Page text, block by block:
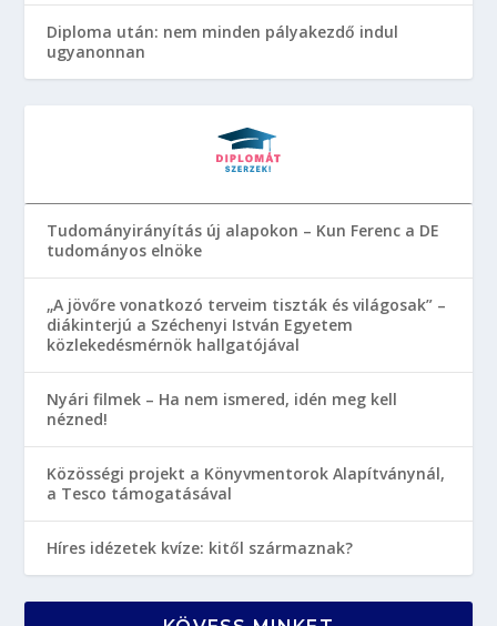
Diploma után: nem minden pályakezdő indul
ugyanonnan
Tudományirányítás új alapokon – Kun Ferenc a DE
tudományos elnöke
„A jövőre vonatkozó terveim tiszták és világosak” –
diákinterjú a Széchenyi István Egyetem
közlekedésmérnök hallgatójával
Nyári filmek – Ha nem ismered, idén meg kell
nézned!
Közösségi projekt a Könyvmentorok Alapítványnál,
a Tesco támogatásával
Híres idézetek kvíze: kitől származnak?